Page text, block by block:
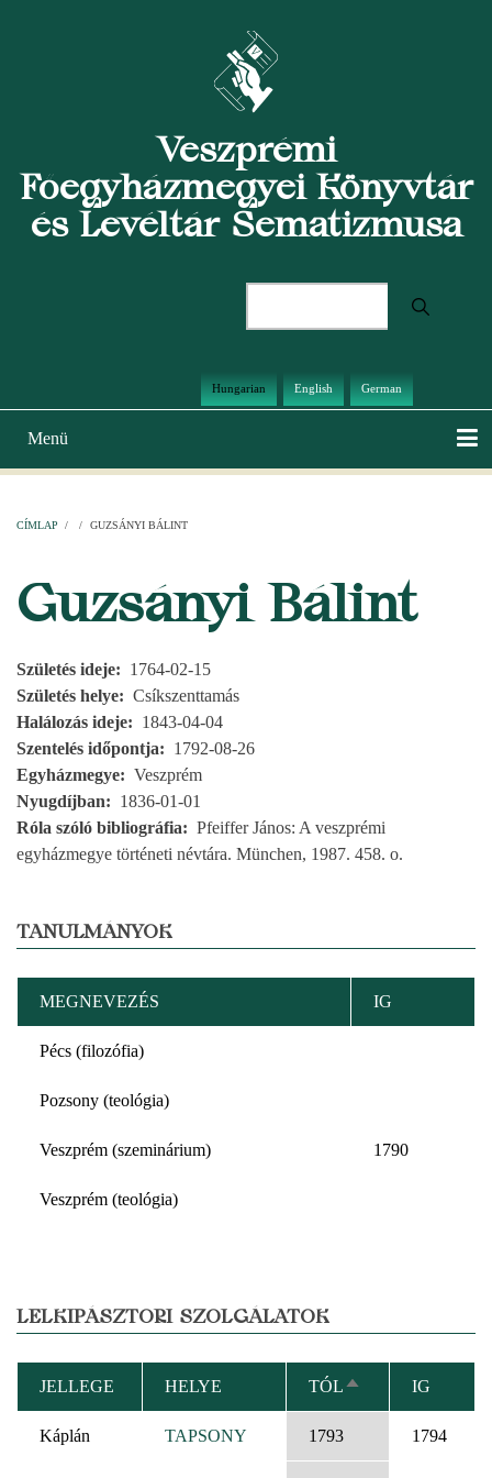
Veszprémi
Főegyházmegyei Könyvtár
és Levéltár Sematizmusa
Hungarian English German
Main
navigation
Menü
CÍMLAP / / GUZSÁNYI BÁLINT
Guzsányi Bálint
Születés ideje
1764-02-15
Születés helye
Csíkszenttamás
Halálozás ideje
1843-04-04
Szentelés időpontja
1792-08-26
Egyházmegye
Veszprém
Nyugdíjban
1836-01-01
Róla szóló bibliográfia
Pfeiffer János: A veszprémi
egyházmegye történeti névtára. München, 1987. 458. o.
TANULMÁNYOK
MEGNEVEZÉS IG
Pécs (filozófia)
Pozsony (teológia)
Veszprém (szeminárium) 1790
Veszprém (teológia)
LELKIPÁSZTORI SZOLGÁLATOK
JELLEGE HELYE TÓLCSÖKKENŐ
RENDEZÉS
IG
Káplán TAPSONY 1793 1794